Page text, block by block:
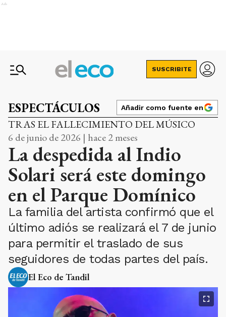
Ads
SUSCRIBITE
ESPECTÁCULOS Añadir como fuente en
TRAS EL FALLECIMIENTO DEL MÚSICO
6 de junio de 2026 | hace 2 meses
La despedida al Indio
Solari será este domingo
en el Parque Domínico
La familia del artista confirmó que el
último adiós se realizará el 7 de junio
para permitir el traslado de sus
seguidores de todas partes del país.
El Eco de Tandil